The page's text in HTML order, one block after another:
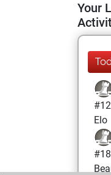
Your
Elo